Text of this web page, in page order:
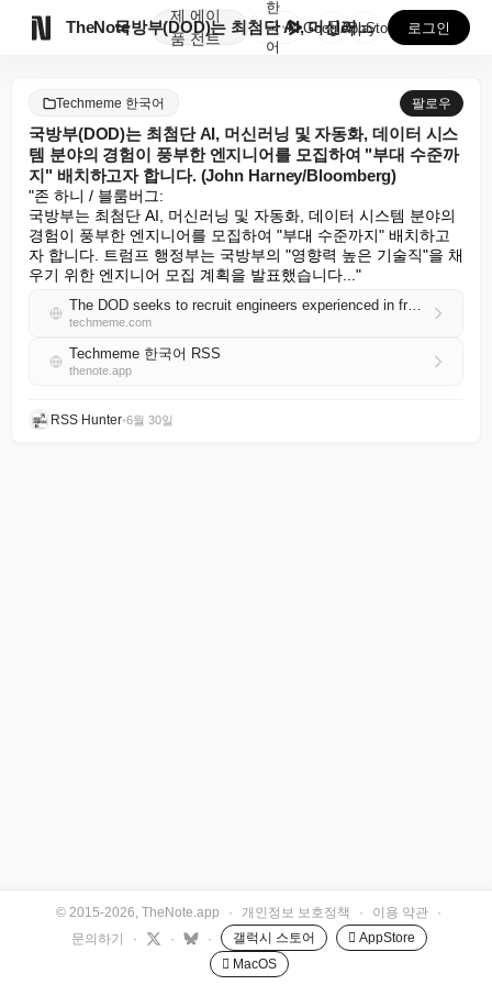
TheNote
제
품
에이
전트
국방부(DOD)는 최첨단 AI, 머신러닝 및 자동화, ...
한
국
어
GooglePlay
AppStore 로그인
Techmeme 한국어 팔로우
국방부(DOD)는 최첨단 AI, 머신러닝 및 자동화, 데이터 시스
템 분야의 경험이 풍부한 엔지니어를 모집하여 "부대 수준까
지" 배치하고자 합니다. (John Harney/Bloomberg)
"존 하니 / 블룸버그:
국방부는 최첨단 AI, 머신러닝 및 자동화, 데이터 시스템 분야의
경험이 풍부한 엔지니어를 모집하여 "부대 수준까지" 배치하고
자 합니다. 트럼프 행정부는 국방부의 "영향력 높은 기술직"을 채
우기 위한 엔지니어 모집 계획을 발표했습니다..."
The DOD seeks to recruit engineers experienced in frontier AI, machine learning and automation, and data systems, to embed them "down to the unit level" (John Harney/Bloomberg)
techmeme.com
Techmeme 한국어 RSS
thenote.app
RSS Hunter•6월 30일
© 2015-2026, TheNote.app · 개인정보 보호정책 · 이용 약관
·
문의하기
· · · 갤럭시 스토어
 AppStore
 MacOS